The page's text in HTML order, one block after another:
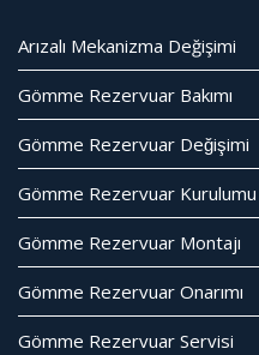
Arızalı Mekanizma Değişimi
Gömme Rezervuar Bakımı
Gömme Rezervuar Değişimi
Gömme Rezervuar Kurulumu
Gömme Rezervuar Montajı
Gömme Rezervuar Onarımı
Gömme Rezervuar Servisi